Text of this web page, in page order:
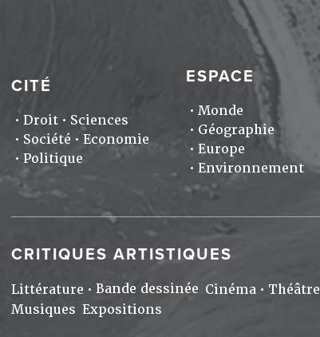
CITÉ
Droit
Sciences
Société
Economie
Politique
ESPACE
Monde
Géographie
Europe
Environnement
CRITIQUES ARTISTIQUES
Littérature Bande dessinée Cinéma
Théâtre
Musiques Expositions